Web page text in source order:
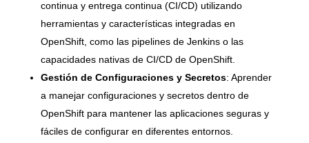
continua y entrega continua (CI/CD) utilizando
herramientas y características integradas en
OpenShift, como las pipelines de Jenkins o las
capacidades nativas de CI/CD de OpenShift.
Gestión de Configuraciones y Secretos: Aprender
a manejar configuraciones y secretos dentro de
OpenShift para mantener las aplicaciones seguras y
fáciles de configurar en diferentes entornos.